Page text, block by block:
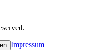
Impressum